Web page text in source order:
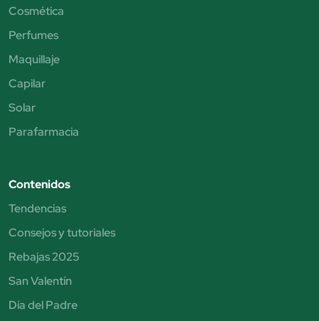
Cosmética
Perfumes
Maquillaje
Capilar
Solar
Parafarmacia
Contenidos
Tendencias
Consejos y tutoriales
Rebajas 2025
San Valentín
Día del Padre